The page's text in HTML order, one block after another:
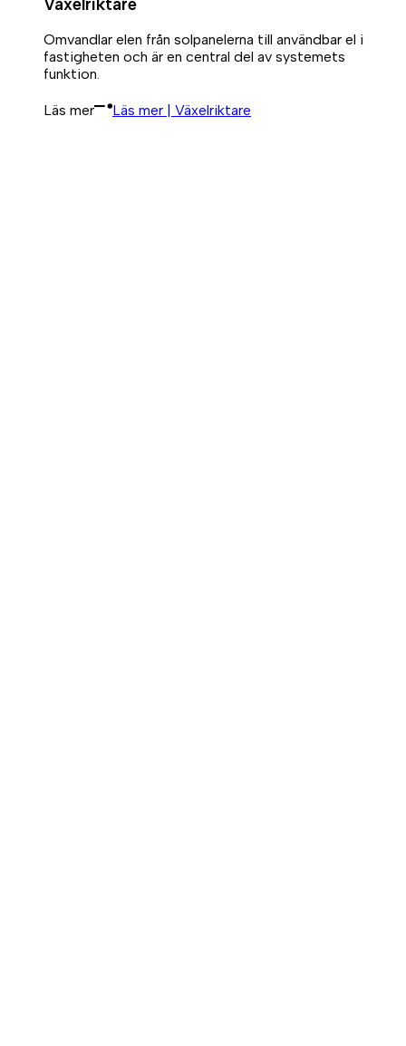
Omvandlar elen från solpanelerna till användbar el i
fastigheten och är en central del av systemets
funktion.
Läs mer Läs mer | Växelriktare